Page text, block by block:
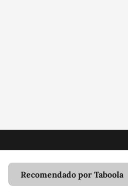
Recomendado por Taboola